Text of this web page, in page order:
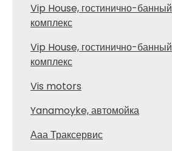
Vip House, гостинично-банный
комплекс
Vip House, гостинично-банный
комплекс
Vis motors
Yanamoyke, автомойка
Ааа Траксервис